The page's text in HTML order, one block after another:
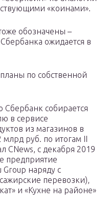
«коинами».
обозначены –
ожидается в
по собственной
Сбербанк собирается
в сервисе
из магазинов в
руб. по итогам II
CNews, с декабря 2019
предприятие
наряду с
перевозки),
и «Кухне на районе»